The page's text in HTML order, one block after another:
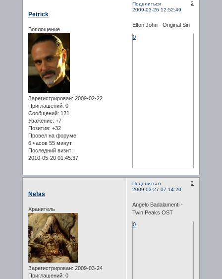
Поделиться
2
2009-03-26 12:52:49
Petrick
Воплощение
Зарегистрирован: 2009-02-22
Приглашений: 0
Сообщений: 121
Уважение: +7
Позитив: +32
Провел на форуме:
6 часов 55 минут
Последний визит:
2010-05-20 01:45:37
Elton John - Original Sin
0
Поделиться
3
2009-03-27 07:14:20
Nefas
Хранитель
Зарегистрирован: 2009-03-24
Приглашений: 0
Angelo Badalamenti -
Twin Peaks OST
0